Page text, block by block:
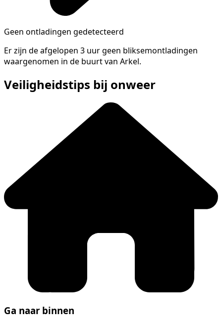
Geen ontladingen gedetecteerd
Er zijn de afgelopen 3 uur geen bliksemontladingen
waargenomen in de buurt van Arkel.
Veiligheidstips bij onweer
Ga naar binnen